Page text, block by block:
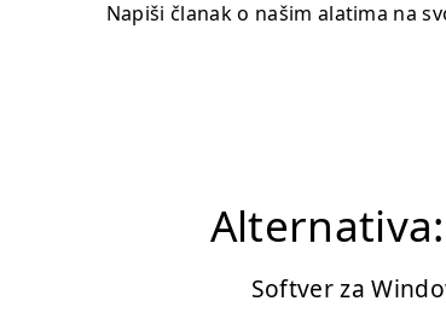
Napiši članak o našim alatima na
Softver za